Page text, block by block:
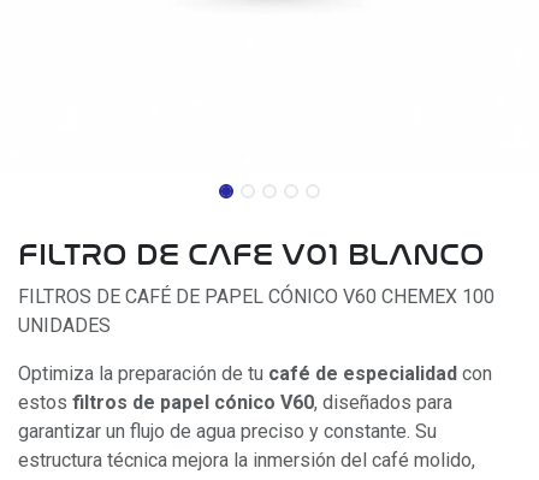
FILTRO DE CAFE V01 BLANCO
FILTROS DE CAFÉ DE PAPEL CÓNICO V60 CHEMEX 100
UNIDADES
Optimiza la preparación de tu café de especialidad con
estos filtros de papel cónico V60, diseñados para
garantizar un flujo de agua preciso y constante. Su
estructura técnica mejora la inmersión del café molido,